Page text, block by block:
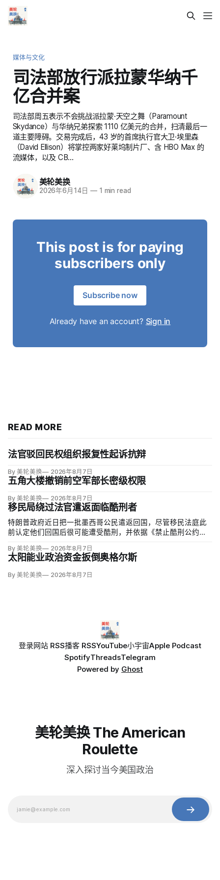
媒体与文化
司法部放行派拉蒙华纳千
亿合并案
司法部周五表示不会挑战派拉蒙·天空之舞（Paramount
Skydance）与华纳兄弟探索 1110 亿美元的合并，扫清最后一
道主要障碍。交易完成后，43 岁的首席执行官大卫·埃里森
（David Ellison）将掌控两家好莱坞制片厂、含 HBO Max 的
流媒体，以及 CB…
美轮美换
2026年6月14日 —1 min read
This post is for paying
subscribers only
Subscribe now
Already have an account? Sign in
READ MORE
法官驳回民权组织报复性起诉抗辩
By 美轮美换 2026年8月7日
五角大楼撤销前空军部长密级权限
By 美轮美换 2026年8月7日
移民局绕过法官遣返面临酷刑者
特朗普政府近日把一批墨西哥公民遣返回国，尽管移民法庭此
前认定他们回国后很可能遭受酷刑，并依据《禁止酷刑公约》
文图雷拉（David Venturella）凭国务院从墨西哥政府取得的
「不受伤害」外交保证，单方面撤销保护；
By 美轮美换 2026年8月7日
太阳能业政治资金扳倒奥格尔斯
By 美轮美换 2026年8月7日
登录网站 RSS播客 RSSYouTube小宇宙Apple Podcast
SpotifyThreadsTelegram
Powered by Ghost
美轮美换 The American
Roulette
深入探讨当今美国政治